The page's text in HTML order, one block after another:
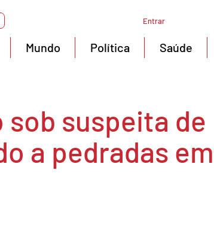
Entrar
Mundo Política Saúde
suspeita de
a pedradas em